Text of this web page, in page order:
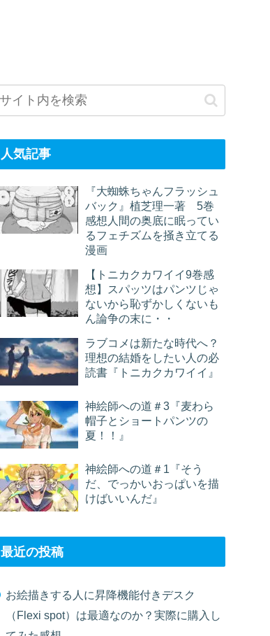
人気記事
『大蜘蛛ちゃんフラッシュ
バック』植芝理一著 5巻
感想人間の奥底に眠ってい
るフェチズムを掻き立てる
漫画
【トニカクカワイイ9巻感
想】スパッツはパンツじゃ
ないから恥ずかしくないも
ん論争の末に・・
ラブコメは新たな時代へ？
理想の結婚をしたい人の必
読書『トニカクカワイイ』
神絵師への道＃3『麦わら
帽子とショートパンツの
夏！！』
神絵師への道＃1『そう
だ、でっかいおっぱいを描
けばいいんだ』
最近の投稿
お絵描きする人に昇降機能付きデスク
（Flexi spot）は最適なのか？実際に購入し